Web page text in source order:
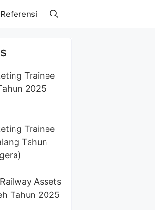
Referensi
Trainee
2025
Trainee
Tahun
Assets
Tahun 2025